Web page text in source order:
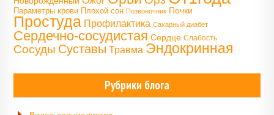
Параметры крови Плохой сон Позвоночник Почки
Простуда Профилактика Сахарный диабет
Сердечно-сосудистая Сердце Слабость
Сосуды Суставы Травма Эндокринная
Рубрики блога